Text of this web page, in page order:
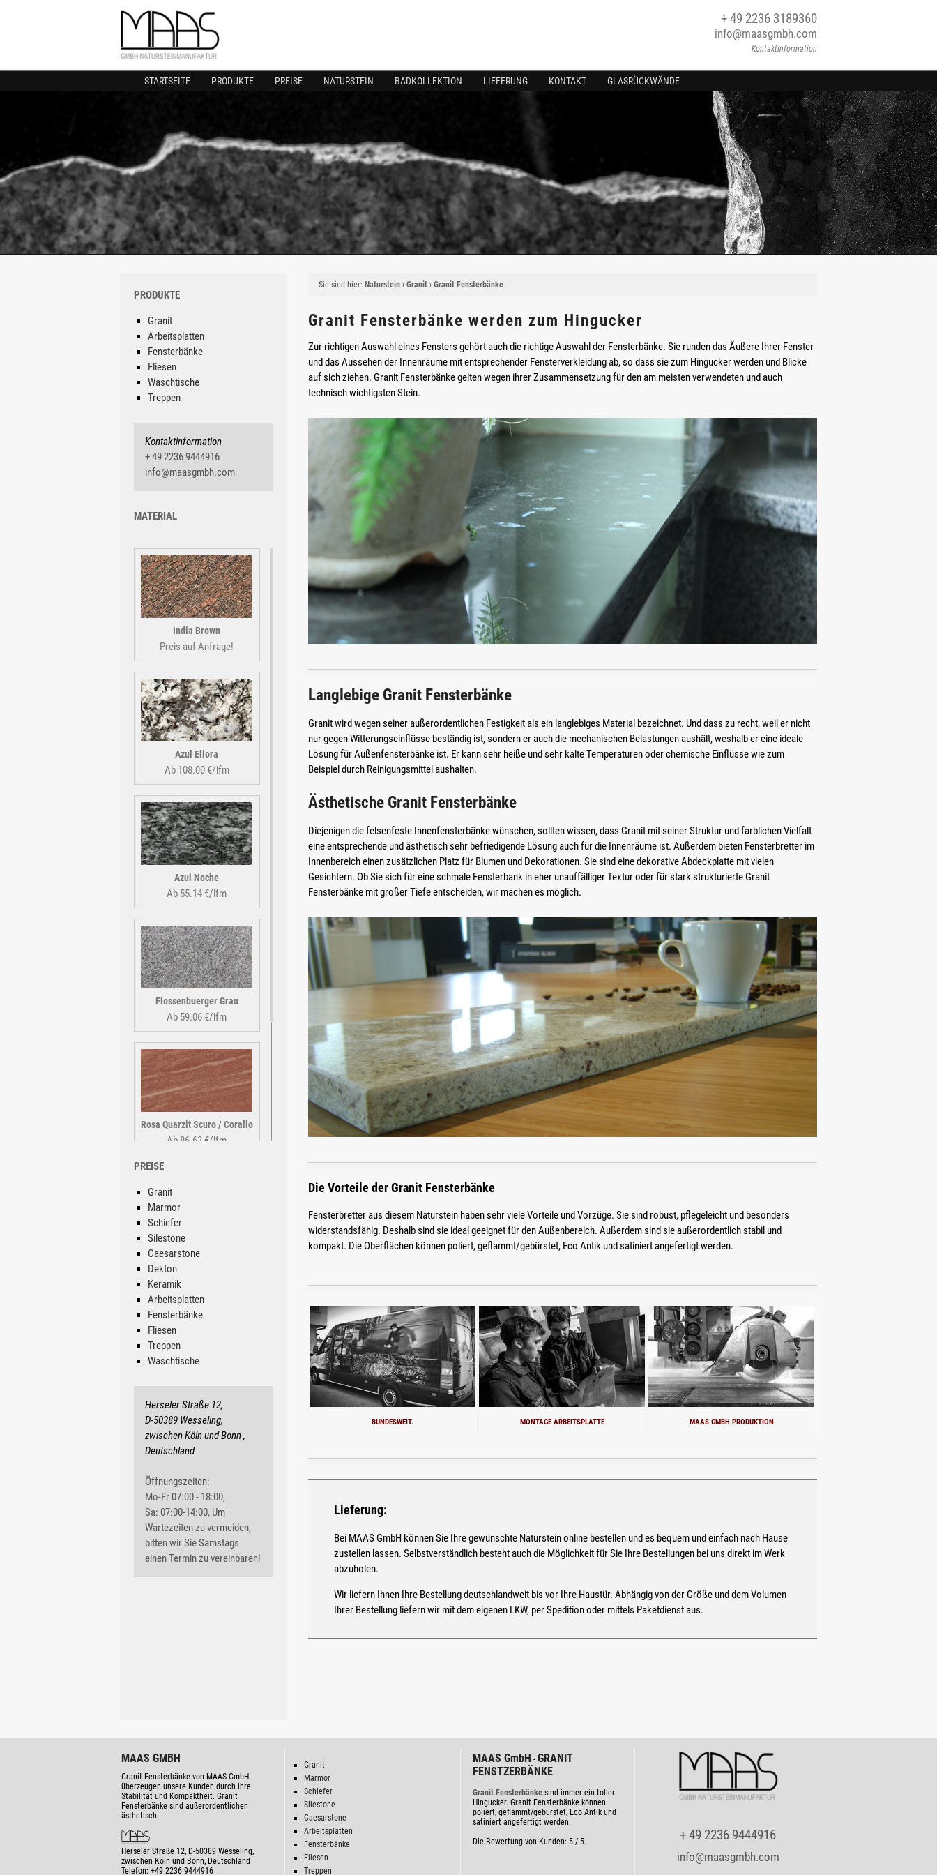
+ 49 2236 3189360
info@maasgmbh.com
Kontaktinformation
STARTSEITE PRODUKTE PREISE NATURSTEIN BADKOLLEKTION LIEFERUNG KONTAKT GLASRÜCKWÄNDE
PRODUKTE
Granit
Arbeitsplatten
Fensterbänke
Fliesen
Waschtische
Treppen
Kontaktinformation
+ 49 2236 9444916
info@maasgmbh.com
MATERIAL
India Brown
Preis auf Anfrage!
Azul Ellora
Ab 108.00 €/lfm
Azul Noche
Ab 55.14 €/lfm
Flossenbuerger Grau
Ab 59.06 €/lfm
Rosa Quarzit Scuro / Corallo
Ab 86.63 €/lfm
Padang Basalt Black TG-41
Ab 122.45 €/lfm
PREISE
Granit
Marmor
Schiefer
Silestone
Caesarstone
Dekton
Keramik
Arbeitsplatten
Fensterbänke
Fliesen
Treppen
Waschtische
Herseler Straße 12,
D-50389 Wesseling,
zwischen Köln und Bonn ,
Deutschland
Öffnungszeiten:
Mo-Fr 07:00 - 18:00,
Sa: 07:00-14:00, Um
Wartezeiten zu vermeiden,
bitten wir Sie Samstags
einen Termin zu vereinbaren!
Sie sind hier: Naturstein › Granit › Granit Fensterbänke
Granit Fensterbänke werden zum Hingucker
Zur richtigen Auswahl eines Fensters gehört auch die richtige Auswahl der Fensterbänke. Sie runden das Äußere Ihrer Fenster
und das Aussehen der Innenräume mit entsprechender Fensterverkleidung ab, so dass sie zum Hingucker werden und Blicke
auf sich ziehen. Granit Fensterbänke gelten wegen ihrer Zusammensetzung für den am meisten verwendeten und auch
technisch wichtigsten Stein.
Langlebige Granit Fensterbänke
Granit wird wegen seiner außerordentlichen Festigkeit als ein langlebiges Material bezeichnet. Und dass zu recht, weil er nicht
nur gegen Witterungseinflüsse beständig ist, sondern er auch die mechanischen Belastungen aushält, weshalb er eine ideale
Lösung für Außenfensterbänke ist. Er kann sehr heiße und sehr kalte Temperaturen oder chemische Einflüsse wie zum
Beispiel durch Reinigungsmittel aushalten.
Ästhetische Granit Fensterbänke
Diejenigen die felsenfeste Innenfensterbänke wünschen, sollten wissen, dass Granit mit seiner Struktur und farblichen Vielfalt
eine entsprechende und ästhetisch sehr befriedigende Lösung auch für die Innenräume ist. Außerdem bieten Fensterbretter im
Innenbereich einen zusätzlichen Platz für Blumen und Dekorationen. Sie sind eine dekorative Abdeckplatte mit vielen
Gesichtern. Ob Sie sich für eine schmale Fensterbank in eher unauffälliger Textur oder für stark strukturierte Granit
Fensterbänke mit großer Tiefe entscheiden, wir machen es möglich.
Die Vorteile der Granit Fensterbänke
Fensterbretter aus diesem Naturstein haben sehr viele Vorteile und Vorzüge. Sie sind robust, pflegeleicht und besonders
widerstandsfähig. Deshalb sind sie ideal geeignet für den Außenbereich. Außerdem sind sie außerordentlich stabil und
kompakt. Die Oberflächen können poliert, geflammt/gebürstet, Eco Antik und satiniert angefertigt werden.
BUNDESWEIT. MONTAGE ARBEITSPLATTE MAAS GMBH PRODUKTION
Lieferung:
Bei MAAS GmbH können Sie Ihre gewünschte Naturstein online bestellen und es bequem und einfach nach Hause
zustellen lassen. Selbstverständlich besteht auch die Möglichkeit für Sie Ihre Bestellungen bei uns direkt im Werk
abzuholen.
Wir liefern Ihnen Ihre Bestellung deutschlandweit bis vor Ihre Haustür. Abhängig von der Größe und dem Volumen
Ihrer Bestellung liefern wir mit dem eigenen LKW, per Spedition oder mittels Paketdienst aus.
MAAS GMBH
Granit Fensterbänke von MAAS GmbH
überzeugen unsere Kunden durch ihre
Stabilität und Kompaktheit. Granit
Fensterbänke sind außerordentlichen
ästhetisch.
Herseler Straße 12, D-50389 Wesseling,
zwischen Köln und Bonn, Deutschland
Telefon: +49 2236 9444916
Granit
Marmor
Schiefer
Silestone
Caesarstone
Arbeitsplatten
Fensterbänke
Fliesen
Treppen
MAAS GmbH - GRANIT
FENSTZERBÄNKE
Granit Fensterbänke sind immer ein toller
Hingucker. Granit Fensterbänke können
poliert, geflammt/gebürstet, Eco Antik und
satiniert angefertigt werden.
Die Bewertung von Kunden: 5 / 5. + 49 2236 9444916
info@maasgmbh.com